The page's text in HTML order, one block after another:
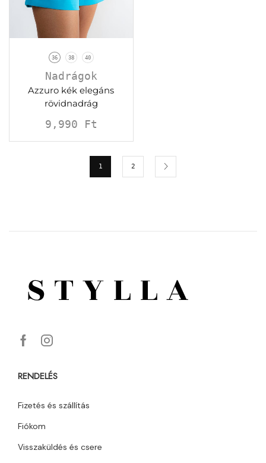
36 38 40
Nadrágok
Azzuro kék elegáns
rövidnadrág
9,990 Ft
1 2
RENDELÉS
Fizetés és szállítás
Fiókom
Visszaküldés és csere